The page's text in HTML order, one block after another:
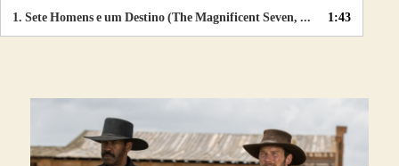
1. Sete Homens e um Destino (The Magnificent Seven, 2016) - Trailer Legendado 1:43